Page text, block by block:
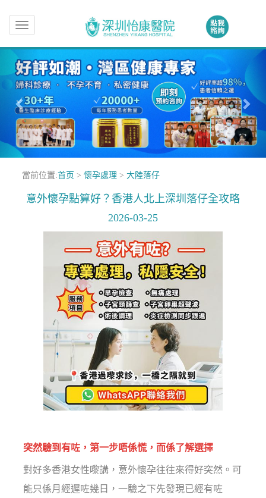
Toggle
navigation
當前位置:首页 > 懷孕處理 > 大陸落仔
意外懷孕點算好？香港人北上深圳落仔全攻略
2026-03-25
突然驗到有咗，第一步唔係慌，而係了解選擇
對好多香港女性嚟講，意外懷孕往往來得好突然。可
能只係月經遲咗幾日，一驗之下先發現已經有咗